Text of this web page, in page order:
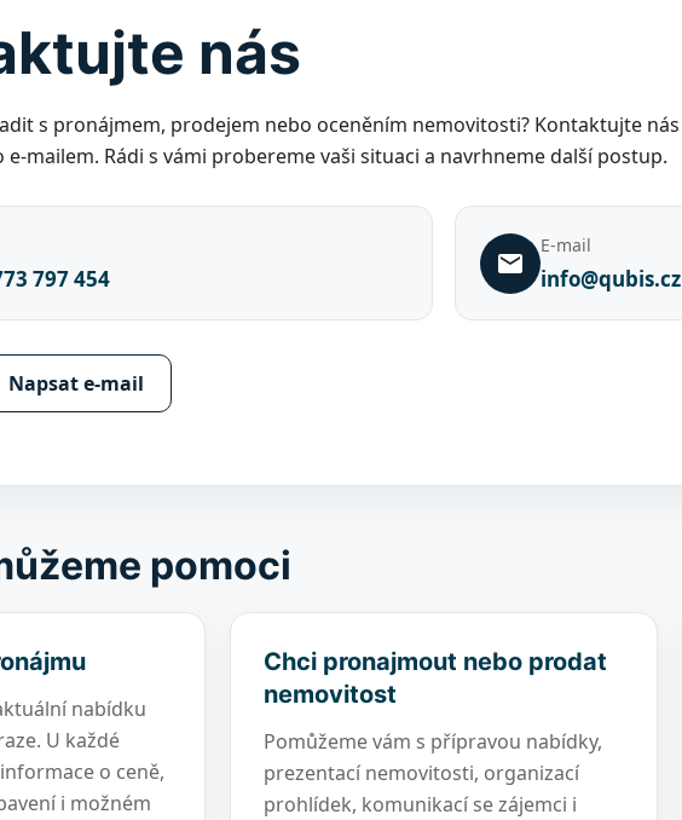
nás
s pronájmem, prodejem nebo oceněním nemovitosti? Kontaktujte nás
mailem. Rádi s vámi probereme vaši situaci a navrhneme další postup.
797 454
E-mail
info@qubis.cz
Napsat e-mail
pomoci
nabídku
U každé
o ceně,
i možném
Chci pronajmout nebo prodat
nemovitost
Pomůžeme vám s přípravou nabídky,
prezentací nemovitosti, organizací
prohlídek, komunikací se zájemci i